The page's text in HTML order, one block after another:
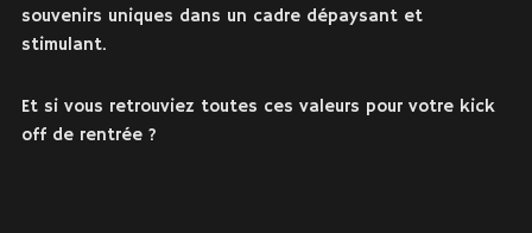
souvenirs uniques dans un cadre dépaysant et
stimulant.
Et si vous retrouviez toutes ces valeurs pour votre kick
off de rentrée ?